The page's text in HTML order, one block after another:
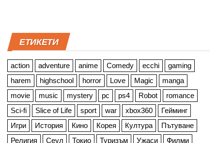
ЕТИКЕТИ
action adventure anime Comedy ecchi
gaming
harem
highschool horror Love Magic
manga
movie
music mystery pc ps4 Robot
romance
Sci-fi
Slice of Life sport war xbox360
Гейминг
Игри
История Кино Корея Култура
Пътуване
Религия
Сеул Токио Туризъм Ужаси Филми